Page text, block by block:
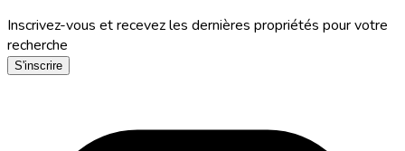
Inscrivez-vous et recevez les dernières propriétés pour votre
recherche
S'inscrire